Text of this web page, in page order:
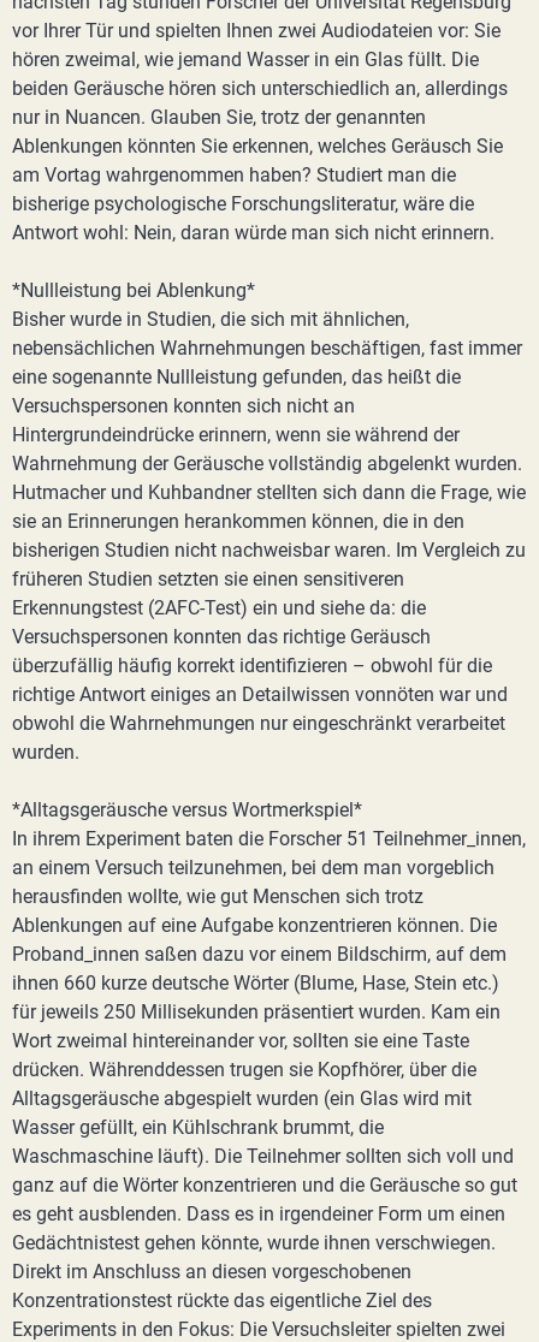
vor Ihrer Tür und spielten Ihnen zwei Audiodateien vor: Sie
hören zweimal, wie jemand Wasser in ein Glas füllt. Die
beiden Geräusche hören sich unterschiedlich an, allerdings
nur in Nuancen. Glauben Sie, trotz der genannten
Ablenkungen könnten Sie erkennen, welches Geräusch Sie
am Vortag wahrgenommen haben? Studiert man die
bisherige psychologische Forschungsliteratur, wäre die
Antwort wohl: Nein, daran würde man sich nicht erinnern.
*Nullleistung bei Ablenkung*
Bisher wurde in Studien, die sich mit ähnlichen,
nebensächlichen Wahrnehmungen beschäftigen, fast immer
eine sogenannte Nullleistung gefunden, das heißt die
Versuchspersonen konnten sich nicht an
Hintergrundeindrücke erinnern, wenn sie während der
Wahrnehmung der Geräusche vollständig abgelenkt wurden.
Hutmacher und Kuhbandner stellten sich dann die Frage, wie
sie an Erinnerungen herankommen können, die in den
bisherigen Studien nicht nachweisbar waren. Im Vergleich zu
früheren Studien setzten sie einen sensitiveren
Erkennungstest (2AFC-Test) ein und siehe da: die
Versuchspersonen konnten das richtige Geräusch
überzufällig häufig korrekt identifizieren – obwohl für die
richtige Antwort einiges an Detailwissen vonnöten war und
obwohl die Wahrnehmungen nur eingeschränkt verarbeitet
wurden.
*Alltagsgeräusche versus Wortmerkspiel*
In ihrem Experiment baten die Forscher 51 Teilnehmer_innen,
an einem Versuch teilzunehmen, bei dem man vorgeblich
herausfinden wollte, wie gut Menschen sich trotz
Ablenkungen auf eine Aufgabe konzentrieren können. Die
Proband_innen saßen dazu vor einem Bildschirm, auf dem
ihnen 660 kurze deutsche Wörter (Blume, Hase, Stein etc.)
für jeweils 250 Millisekunden präsentiert wurden. Kam ein
Wort zweimal hintereinander vor, sollten sie eine Taste
drücken. Währenddessen trugen sie Kopfhörer, über die
Alltagsgeräusche abgespielt wurden (ein Glas wird mit
Wasser gefüllt, ein Kühlschrank brummt, die
Waschmaschine läuft). Die Teilnehmer sollten sich voll und
ganz auf die Wörter konzentrieren und die Geräusche so gut
es geht ausblenden. Dass es in irgendeiner Form um einen
Gedächtnistest gehen könnte, wurde ihnen verschwiegen.
Direkt im Anschluss an diesen vorgeschobenen
Konzentrationstest rückte das eigentliche Ziel des
Experiments in den Fokus: Die Versuchsleiter spielten zwei